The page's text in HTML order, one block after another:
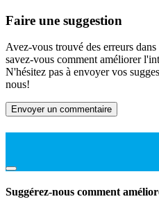
Faire une suggestion
Avez-vous trouvé des erreurs
savez-vous comment améliorer
N'hésitez pas à envoyer vos
nous!
Envoyer un commentaire
Suggérez-nous comment